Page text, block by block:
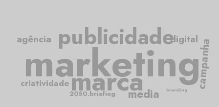
marketing
publicidade
marca
criatividade campanha
media
agência digital
2050.briefing branding